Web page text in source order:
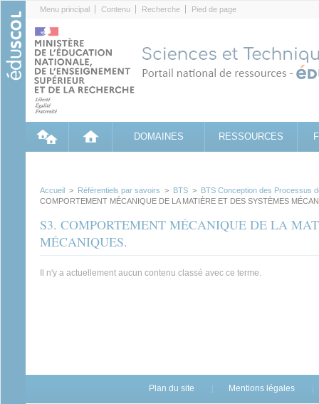
Menu principal Contenu Recherche Pied de page
DOMAINES RESSOURCES
Accueil > Référentiels par savoirs > BTS > BTS Conception des Processus
COMPORTEMENT MÉCANIQUE DE LA MATIÈRE ET DES SYSTÈMES
S3. COMPORTEMENT MÉCANIQUE DE LA
MÉCANIQUES.
Il n'y a actuellement aucun contenu classé avec ce terme.
Plan du site Mentions légales